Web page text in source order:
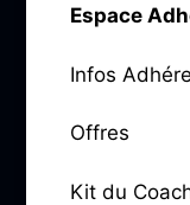
Espace
Infos
Offres
Kit du